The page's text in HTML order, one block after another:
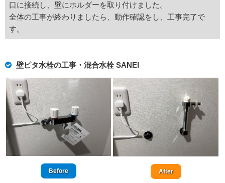
口に接続し、壁にホルダーを取り付けました。
全体の工事が終わりましたら、動作確認をし、工事完了で
す。
壁ピタ水栓の工事・混合水栓 SANEI
Before After